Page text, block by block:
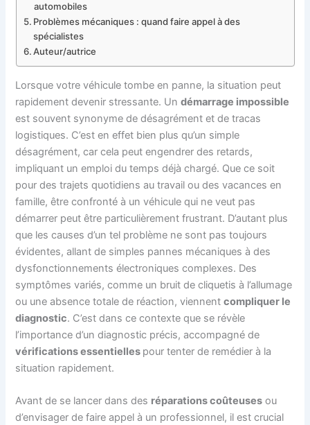
automobiles
Problèmes mécaniques : quand faire appel à des
spécialistes
Auteur/autrice
Lorsque votre véhicule tombe en panne, la situation peut
rapidement devenir stressante. Undémarrage impossible
est souvent synonyme de désagrément et de tracas
logistiques. C’est en effet bien plus qu’un simple
désagrément, car cela peut engendrer des retards,
impliquant un emploi du temps déjà chargé. Que ce soit
pour des trajets quotidiens au travail ou des vacances en
famille, être confronté à un véhicule qui ne veut pas
démarrer peut être particulièrement frustrant. D’autant plus
que les causes d’un tel problème ne sont pas toujours
évidentes, allant de simples pannes mécaniques à des
dysfonctionnements électroniques complexes. Des
symptômes variés, comme un bruit de cliquetis à l’allumage
ou une absence totale de réaction, viennentcompliquer le
diagnostic. C’est dans ce contexte que se révèle
l’importance d’un diagnostic précis, accompagné de
vérifications essentielles pour tenter de remédier à la
situation rapidement.
Avant de se lancer dans des réparations coûteuses ou
d’envisager de faire appel à un professionnel, il est crucial